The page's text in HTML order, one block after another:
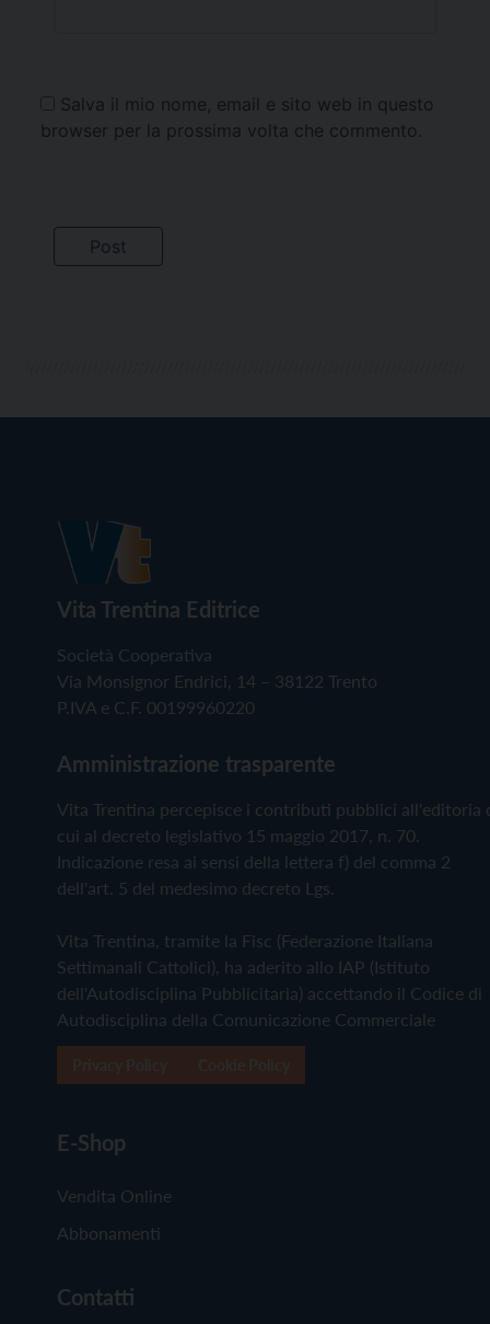
Salva il mio nome, email e sito web in questo
browser per la prossima volta che commento.
Vita Trentina Editrice
Società Cooperativa
Via Monsignor Endrici, 14 – 38122 Trento
P.IVA e C.F. 00199960220
Amministrazione trasparente
Vita Trentina percepisce i contributi pubblici all'editoria
cui al decreto legislativo 15 maggio 2017, n. 70.
Indicazione resa ai sensi della lettera f) del comma 2
dell'art. 5 del medesimo decreto Lgs.
Vita Trentina, tramite la Fisc (Federazione Italiana
Settimanali Cattolici), ha aderito allo IAP (Istituto
dell'Autodisciplina Pubblicitaria) accettando il Codice di
Autodisciplina della Comunicazione Commerciale
E-Shop
Vendita Online
Abbonamenti
Contatti